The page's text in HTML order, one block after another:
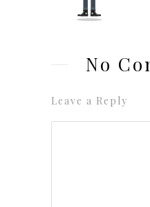
No
Leave a Reply